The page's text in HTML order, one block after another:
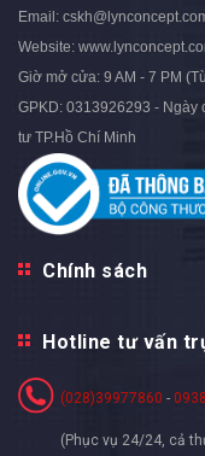
Email:
Website:
Giờ mở cửa: 9 AM - 7 PM
GPKD: 0313926293 - Ngày
tư TP.Hồ Chí Minh
Chính sách
Hotline tư vấn
(028)39977860 -
(Phục vụ 24/24, cả